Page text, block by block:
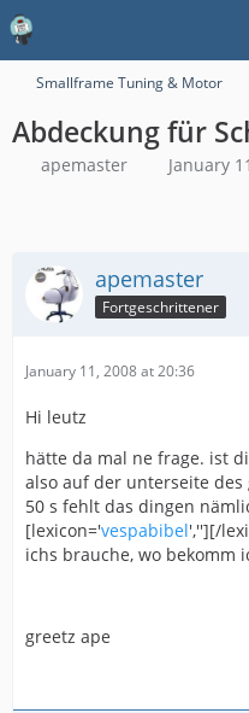
Smallframe Tuning & Motor
Abdeckung für
apemaster January
apemaster
Fortgeschrittener
January 11, 2008 at 20:36
Hi leutz
hätte da mal ne frage. ist
also auf der unterseite
50 s fehlt das dingen
[lexicon='vespabibel',''][/
ichs brauche, wo bekomm
greetz ape